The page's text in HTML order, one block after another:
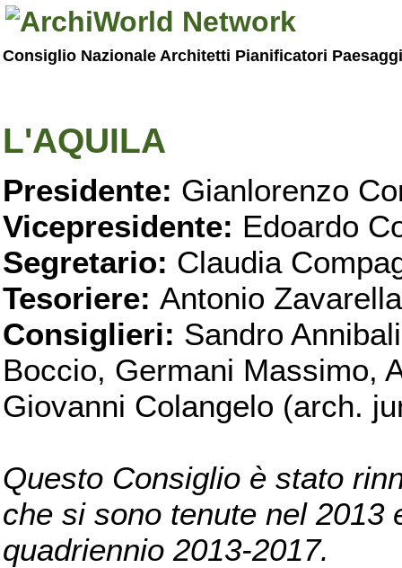
Consiglio Nazionale Architetti Pianificatori
L'AQUILA
Presidente: Gianlorenzo
Vicepresidente: Edoardo
Segretario: Claudia
Tesoriere: Antonio
Consiglieri: Sandro
Boccio, Germani Massimo,
Giovanni Colangelo (arch.
Questo Consiglio è stato
che si sono tenute nel 2013
quadriennio 2013-2017.